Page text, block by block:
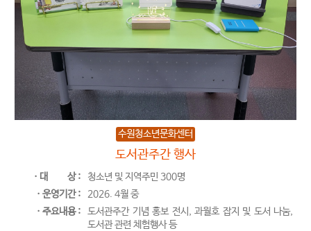
수원청소년문화센터
도서관주간 행사
ㆍ대 상 :
청소년 및 지역주민 300명
ㆍ운영기간 :
2026. 4월 중
ㆍ주요내용 :
도서관주간 기념 홍보 전시, 과월호 잡지 및 도서 나눔,
도서관 관련 체험행사 등